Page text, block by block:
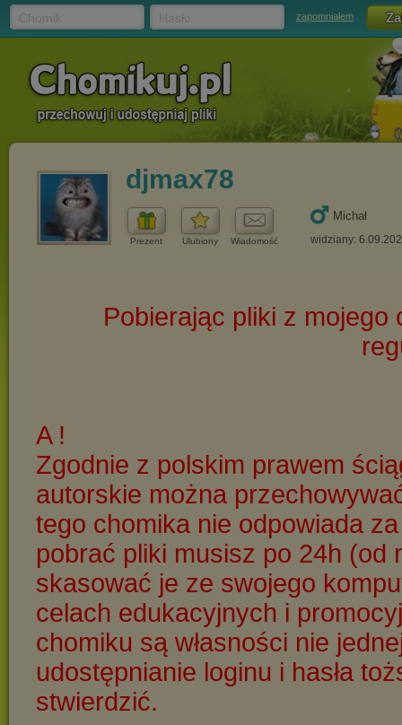
zapomniałem
djmax78
Prezent Ulubiony Wiadomość
Michał
widziany: